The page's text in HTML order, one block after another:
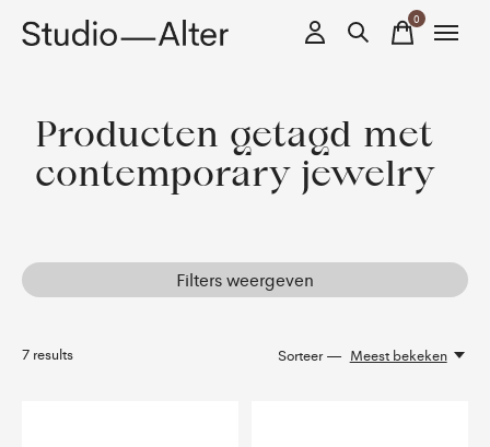
0items
Producten getagd met
contemporary jewelry
Filters weergeven
7 results Sorteer — Meest bekeken